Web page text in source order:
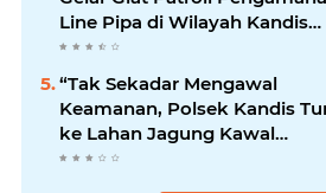
Line Pipa di Wilayah Kandis
Kandis
“Tak Sekadar Mengawal
Keamanan, Polsek Kandis
ke Lahan Jagung Kawal
Ketahanan Pangan